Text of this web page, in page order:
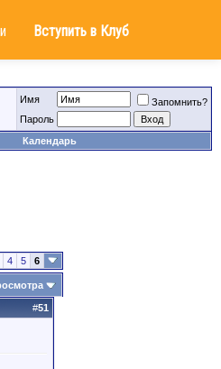
Вступить в Клуб
Имя
Запомнить?
Пароль
Календарь
4 5 6
#51